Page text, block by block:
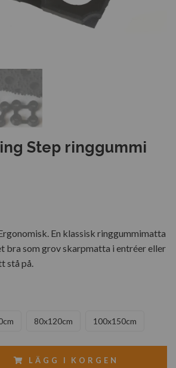
Step ringgummi
En klassisk ringgummimatta
bra som grov skarpmatta i entréer eller
stå på.
80x120cm 100x150cm
LÄGG I KORGEN